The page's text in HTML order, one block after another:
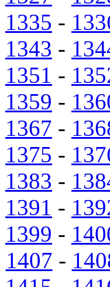
1335 -
1343 -
1351 -
1359 -
1367 -
1375 -
1383 -
1391 -
1399 -
1407 -